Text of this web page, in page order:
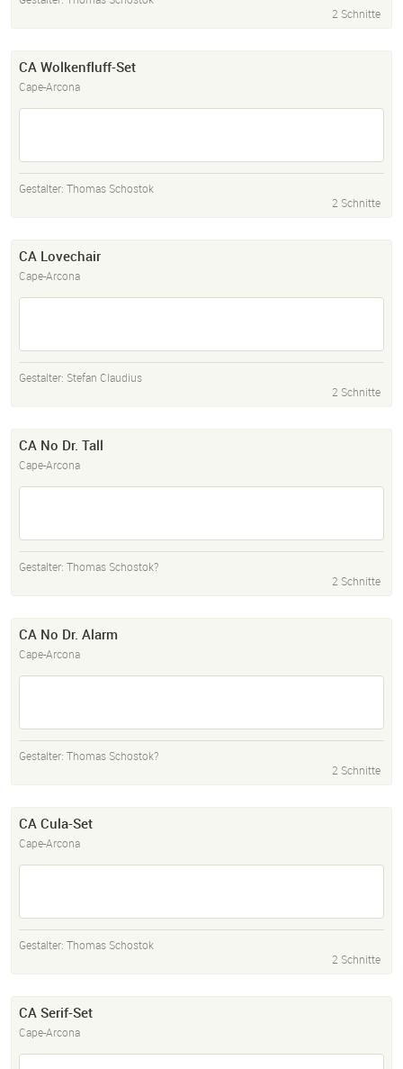
2 Schnitte
CA Wolkenfluff-Set
Cape-Arcona
Gestalter: Thomas Schostok
2 Schnitte
CA Lovechair
Cape-Arcona
Gestalter: Stefan Claudius
2 Schnitte
CA No Dr. Tall
Cape-Arcona
Gestalter: Thomas Schostok?
2 Schnitte
CA No Dr. Alarm
Cape-Arcona
Gestalter: Thomas Schostok?
2 Schnitte
CA Cula-Set
Cape-Arcona
Gestalter: Thomas Schostok
2 Schnitte
CA Serif-Set
Cape-Arcona